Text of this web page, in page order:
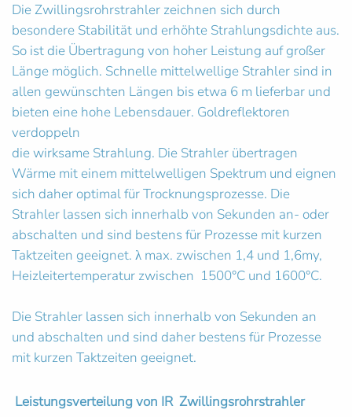
Die Zwillingsrohrstrahler zeichnen sich durch
besondere Stabilität und erhöhte Strahlungsdichte aus.
So ist die Übertragung von hoher Leistung auf großer
Länge möglich. Schnelle mittelwellige Strahler sind in
allen gewünschten Längen bis etwa 6 m lieferbar und
bieten eine hohe Lebensdauer. Goldreflektoren
verdoppeln
die wirksame Strahlung. Die Strahler übertragen
Wärme mit einem mittelwelligen Spektrum und eignen
sich daher optimal für Trocknungsprozesse. Die
Strahler lassen sich innerhalb von Sekunden an- oder
abschalten und sind bestens für Prozesse mit kurzen
Taktzeiten geeignet. λ max. zwischen 1,4 und 1,6my,
Heizleitertemperatur zwischen 1500°C und 1600°C.
Die Strahler lassen sich innerhalb von Sekunden an
und abschalten und sind daher bestens für Prozesse
mit kurzen Taktzeiten geeignet.
Leistungsverteilung von IR Zwillingsrohrstrahler